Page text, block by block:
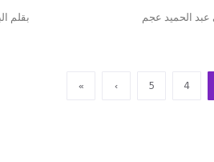
عبد الحميد عجم بقلم
4
5
›
»